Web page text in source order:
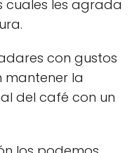
cuales les agrada
con gustos
mantener la
del café con un